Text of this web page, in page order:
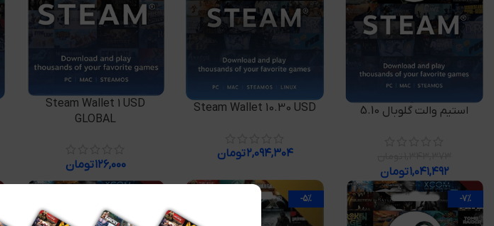
افزودن به سبد خرید
استیم والت گلوبال 5.10
۱,۰۴۱,۴۹۲تومان
افزودن به سبد خرید
Steam Wallet 10.30 USD
۲,۰۹۴,۳۰۴تومان
افزودن به سبد خرید
Steam Wallet 1 USD
GLOBAL
۱۲۶,۰۰۰تومان
-7%
-5%
اتمام موجودی